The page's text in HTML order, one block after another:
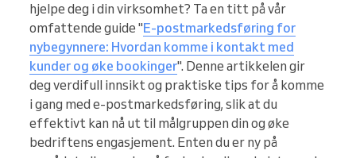
hjelpe deg i din virksomhet? Ta en titt på vår
omfattende guide "E-postmarkedsføring for
nybegynnere: Hvordan komme i kontakt med
kunder og øke bookinger". Denne artikkelen gir
deg verdifull innsikt og praktiske tips for å komme
i gang med e-postmarkedsføring, slik at du
effektivt kan nå ut til målgruppen din og øke
bedriftens engasjement. Enten du er ny på